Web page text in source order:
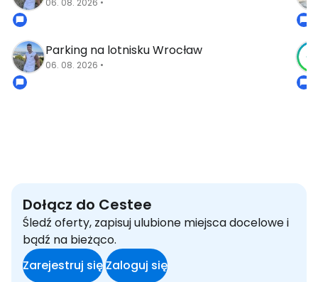
06. 08. 2026 •
Parking na lotnisku Wrocław
06. 08. 2026 •
Dołącz do Cestee
Śledź oferty, zapisuj ulubione miejsca docelowe i
bądź na bieżąco.
Zarejestruj sięZaloguj się